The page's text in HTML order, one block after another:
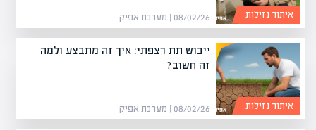
08/02/26 | מערכת אפיק איתור נזילות
ייבוש תת רצפתי: איך זה מתבצע ולמה
זה חשוב?
08/02/26 | מערכת אפיק איתור נזילות